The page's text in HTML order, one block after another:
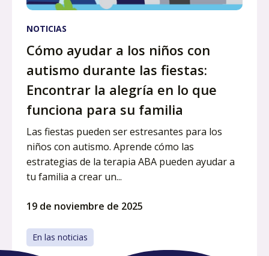
NOTICIAS
Cómo ayudar a los niños con
autismo durante las fiestas:
Encontrar la alegría en lo que
funciona para su familia
Las fiestas pueden ser estresantes para los
niños con autismo. Aprende cómo las
estrategias de la terapia ABA pueden ayudar a
tu familia a crear un...
19 de noviembre de 2025
En las noticias